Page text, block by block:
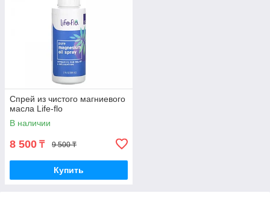
Спрей из чистого магниевого
масла Life-flo
В наличии
8 500 ₸ 9 500 ₸
Купить